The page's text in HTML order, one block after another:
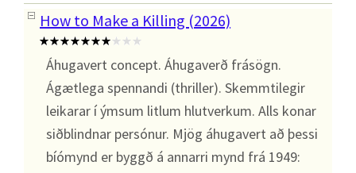
How to Make a Killing (2026)
Áhugavert concept. Áhugaverð frásögn.
Ágætlega spennandi (thriller). Skemmtilegir
leikarar í ýmsum litlum hlutverkum. Alls konar
siðblindnar persónur. Mjög áhugavert að þessi
bíómynd er byggð á annarri mynd frá 1949: